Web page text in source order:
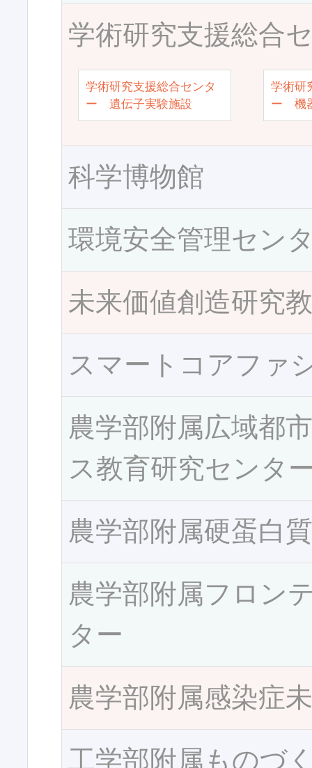
学術研究支援総合
学術研究支援総合センタ
ー 遺伝子実験施設
学術研
ー 機
科学博物館
環境安全管理セン
未来価値創造研究
スマートコアファ
農学部附属広域都
ス教育研究センタ
農学部附属硬蛋白
農学部附属フロン
ター
農学部附属感染症
工学部附属ものづ